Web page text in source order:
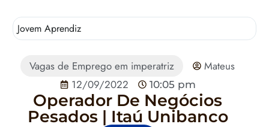
Jovem Aprendiz
Vagas de Emprego em imperatriz
Mateus
12/09/2022
10:05 pm
Operador De Negócios
Pesados | Itaú Unibanco